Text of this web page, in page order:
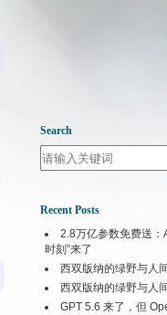
Search
Search
Recent Posts
2.8万亿参数免费送：
时刻”来了
西双版纳的绿野与人
西双版纳的绿野与人
GPT 5.6 来了，但